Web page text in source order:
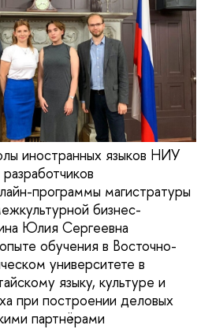
иностранных языков НИУ
программы магистратуры
бизнес-
Юлия Сергеевна
обучения в Восточно-
университете в
языку, культуре и
при построении деловых
партнёрами